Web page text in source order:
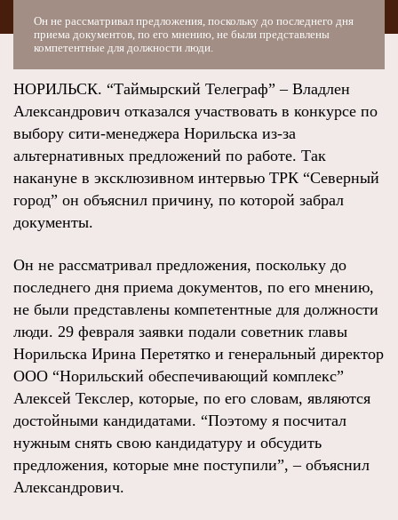
Он не рассматривал предложения, поскольку до последнего дня
приема документов, по его мнению, не были представлены
компетентные для должности люди.
НОРИЛЬСК. “Таймырский Телеграф” – Владлен
Александрович отказался участвовать в конкурсе по
выбору сити-менеджера Норильска из-за
альтернативных предложений по работе. Так
накануне в эксклюзивном интервью ТРК “Северный
город” он объяснил причину, по которой забрал
документы.
Он не рассматривал предложения, поскольку до
последнего дня приема документов, по его мнению,
не были представлены компетентные для должности
люди. 29 февраля заявки подали советник главы
Норильска Ирина Перетятко и генеральный директор
ООО “Норильский обеспечивающий комплекс”
Алексей Текслер, которые, по его словам, являются
достойными кандидатами. “Поэтому я посчитал
нужным снять свою кандидатуру и обсудить
предложения, которые мне поступили”, – объяснил
Александрович.